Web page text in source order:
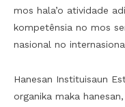
mos hala’o atividade
kompetênsia no mos
nasional no
Hanesan Instituisaun
organika maka